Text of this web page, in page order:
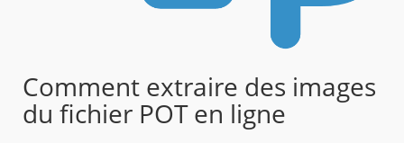
Comment extraire des images
du fichier POT en ligne